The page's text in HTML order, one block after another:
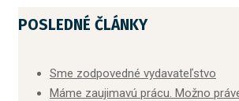
POSLEDNÉ ČLÁNKY
Sme zodpovedné vydavateľstvo
Máme zaujimavú prácu. Možno